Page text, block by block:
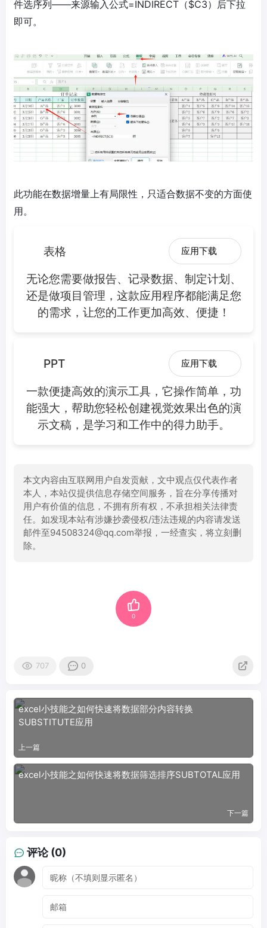
件选序列——来源输入公式=INDIRECT（$C3）后下拉
即可。
此功能在数据增量上有局限性，只适合数据不变的方面使
用。
表格 应用下载
无论您需要做报告、记录数据、制定计划、
还是做项目管理，这款应用程序都能满足您
的需求，让您的工作更加高效、便捷！
PPT 应用下载
一款便捷高效的演示工具，它操作简单，功
能强大，帮助您轻松创建视觉效果出色的演
示文稿，是学习和工作中的得力助手。
本文内容由互联网用户自发贡献，文中观点仅代表作者
本人，本站仅提供信息存储空间服务，旨在分享传播对
用户有价值的信息，不拥有所有权，不承担相关法律责
任。如发现本站有涉嫌抄袭侵权/违法违规的内容请发送
邮件至94508324@qq.com举报，一经查实，将立刻删
除。
0
707 0
excel小技能之如何快速将数据部分内容转换
SUBSTITUTE应用
上一篇
excel小技能之如何快速将数据筛选排序SUBTOTAL应用
下一篇
评论 (0)